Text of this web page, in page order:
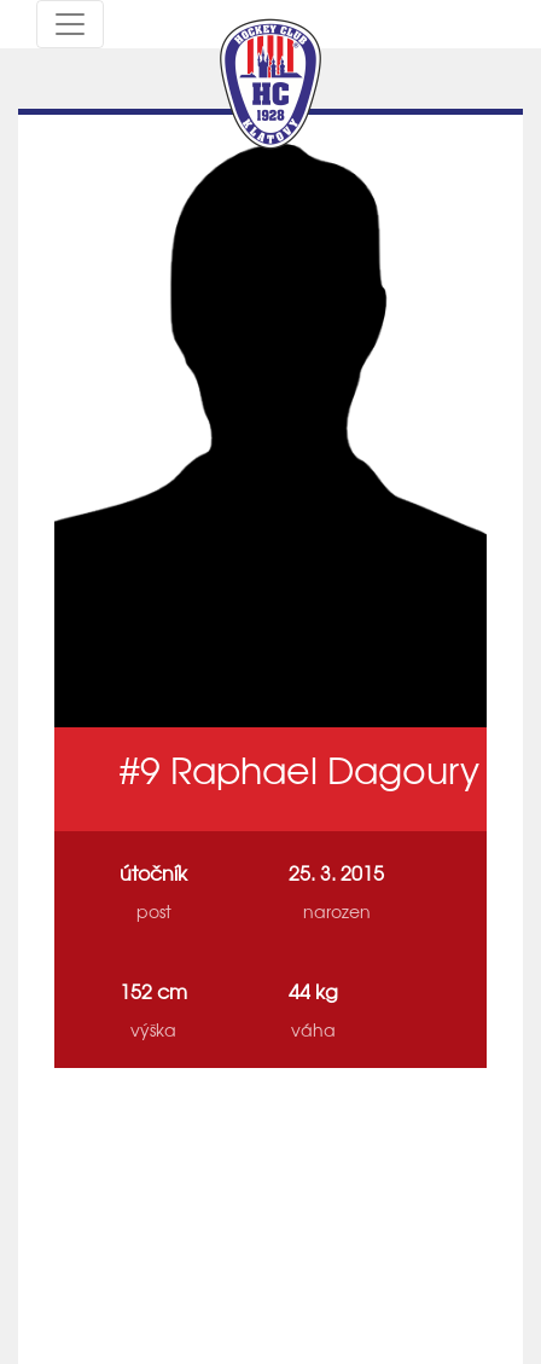
#9 Raphael Dagoury
útočník
post
25. 3. 2015
narozen
152 cm
výška
44 kg
váha